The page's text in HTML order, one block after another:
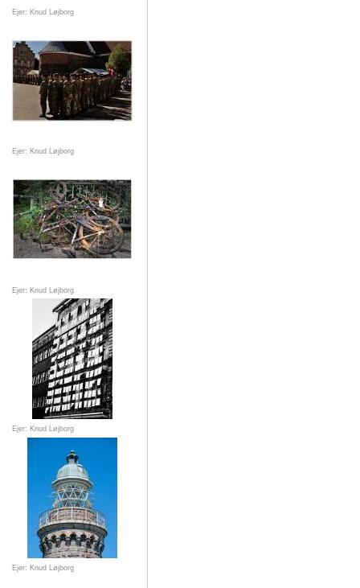
Ejer: Knud Løjborg
Ejer: Knud Løjborg
Ejer: Knud Løjborg
Ejer: Knud Løjborg
Ejer: Knud Løjborg